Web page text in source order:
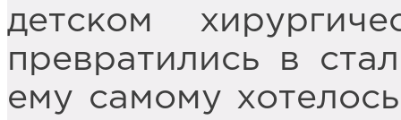
детском
превратились в
ему самому